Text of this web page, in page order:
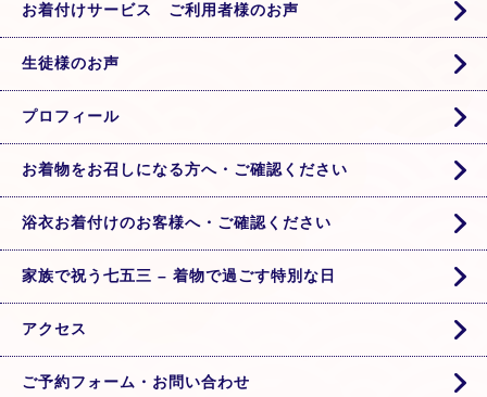
お着付けサービス ご利用者様のお声
生徒様のお声
プロフィール
お着物をお召しになる方へ・ご確認ください
浴衣お着付けのお客様へ・ご確認ください
家族で祝う七五三 – 着物で過ごす特別な日
アクセス
ご予約フォーム・お問い合わせ